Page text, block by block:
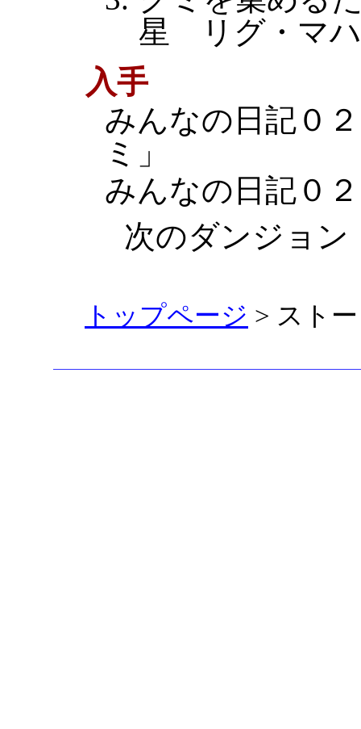
星 リグ・マ
入手
みんなの日記０
ミ」
みんなの日記０
次のダンジ
トップページ > スト